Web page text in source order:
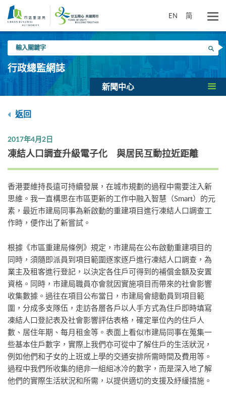
要
EN 简
入
關
鍵
搜尋
行政總監網誌
新聞中心
返回
2017年4月2日
凍結人口調查升級電子化 與居民互動拉近距離
香港要維持長遠可持續發展，在城市規劃的過程中需要注入新
思維。我一直構思在市區更新的工作中融入智慧（Smart）的元
素，最近市建局同事為新啟動的重建項目進行凍結人口調查工
作時，便作出了新嘗試。
根據《市區重建局條例》規定，市建局在公布啟動重建項目的
同時，須隨即派員到項目範圍逐家逐戶進行凍結人口調查，為
業主及租客進行登記，以決定各住戶可得到的補償金額及安置
資格。同時，市建局職員亦會就因實施項目而帶來的社會影響
收集數據。過往在項目公布當日，市建局會總動員到項目範
圍，分成多支隊伍，走訪各層各戶以人手方式為住戶即時填寫
凍結人口登記表及社會影響評估表格，確定單位內的住戶人
數、居住年期、每月租金等。表面上看似市建局同事在蒐集一
些基本住戶數字，實際上我們亦可從中了解住戶的生活狀況，
例如他們和子女的上班或上學的交通安排所需時間及費用等。
過程中我們所收集的絕非一組組冰冷的數字，而是深入地了解
他們的實際生活狀況和所需，以提供適切的支援及紓緩措施。